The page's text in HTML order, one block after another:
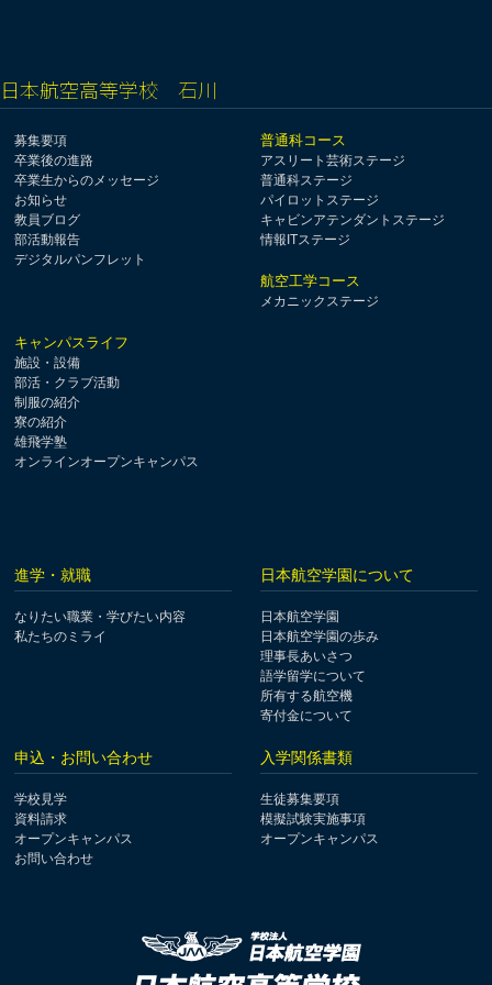
日本航空高等学校 石川
募集要項
卒業後の進路
卒業生からのメッセージ
お知らせ
教員ブログ
部活動報告
デジタルパンフレット
普通科コース
アスリート芸術ステージ
普通科ステージ
パイロットステージ
キャビンアテンダントステージ
情報ITステージ
航空工学コース
メカニックステージ
キャンパスライフ
施設・設備
部活・クラブ活動
制服の紹介
寮の紹介
雄飛学塾
オンラインオープンキャンパス
進学・就職
なりたい職業・学びたい内容
私たちのミライ
日本航空学園について
日本航空学園
日本航空学園の歩み
理事長あいさつ
語学留学について
所有する航空機
寄付金について
申込・お問い合わせ
学校見学
資料請求
オープンキャンパス
お問い合わせ
入学関係書類
生徒募集要項
模擬試験実施事項
オープンキャンパス